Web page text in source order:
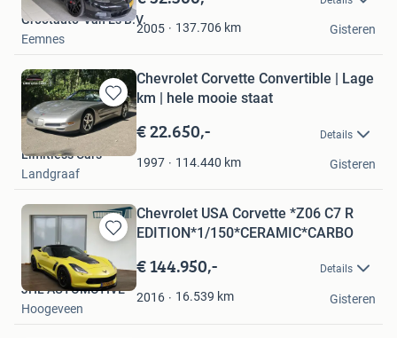
Mijn
Favorieten2005 137.706 km
Grootauto-Van Es B.V.
Eemnes
Gisteren
Bewaren
in
Mijn
Favorieten
Chevrolet Corvette Convertible | Lage
km | hele mooie staat
€ 22.650,- Details
1997 114.440 km
Limitless Cars
Landgraaf
Gisteren
Bewaren
in
Mijn
Favorieten
Chevrolet USA Corvette *Z06 C7 R
EDITION*1/150*CERAMIC*CARBO
€ 144.950,- Details
2016 16.539 km
JHL AUTOMOTIVE
Hoogeveen
Gisteren